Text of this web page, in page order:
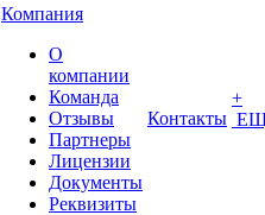
Компания
О
компании
Команда
Отзывы
Партнеры
Лицензии
Документы
Реквизиты
Контакты
+